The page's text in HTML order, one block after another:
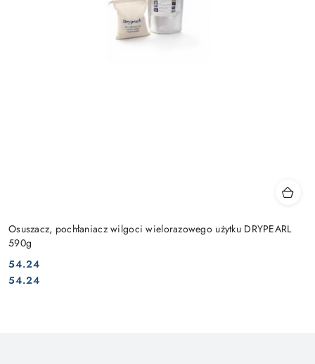
Osuszacz, pochłaniacz wilgoci wielorazowego użytku DRYPEARL
590g
Cena:
54.24
Cena:
54.24